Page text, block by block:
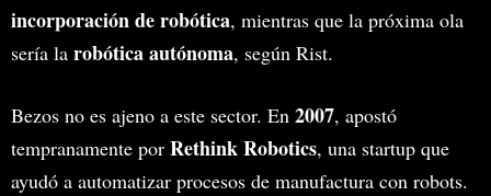
incorporación de robótica, mientras que la próxima ola
sería la robótica autónoma, según Rist.
Bezos no es ajeno a este sector. En 2007, apostó
tempranamente por Rethink Robotics, una startup que
ayudó a automatizar procesos de manufactura con robots.